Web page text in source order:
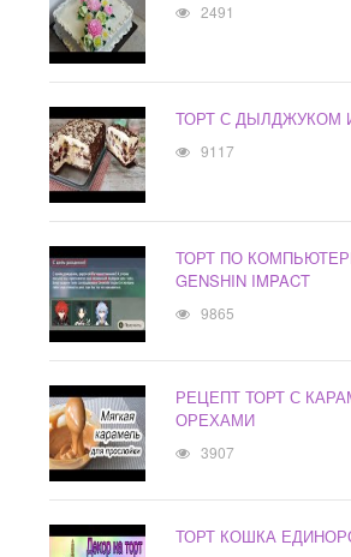
2491
ТОРТ С ДЫЛДЖУКОМ
9117
ТОРТ ПО
GENSHIN IMPACT
9865
РЕЦЕПТ ТОРТ С
ОРЕХАМИ
3907
ТОРТ КОШКА